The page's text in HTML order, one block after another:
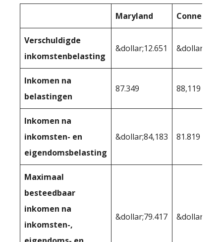
Maryland
Verschuldigde
inkomstenbelasting
&dollar;12.651
Inkomen na
belastingen
87.349 88,119
Inkomen na
inkomsten- en
eigendomsbelasting
&dollar;84,183 81.819
Maximaal
besteedbaar
inkomen na
inkomsten-,
&dollar;79.417